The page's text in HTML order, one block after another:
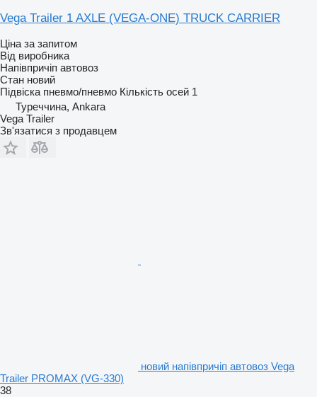
Vega Trailer 1 AXLE (VEGA-ONE) TRUCK CARRIER
Ціна за запитом
Від виробника
Напівпричіп автовоз
Стан новий
Підвіска пневмо/пневмо Кількість осей 1
Туреччина, Ankara
Vega Trailer
Зв'язатися з продавцем
новий напівпричіп автовоз Vega
Trailer PROMAX (VG-330)
38